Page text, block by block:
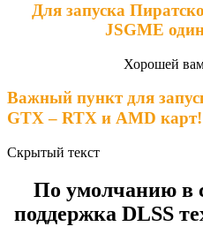
Для запуска
JSGME
Хорошей
Важный пункт для
GTX – RTX и AMD
Скрытый текст
По умолчанию в
поддержка DLSS